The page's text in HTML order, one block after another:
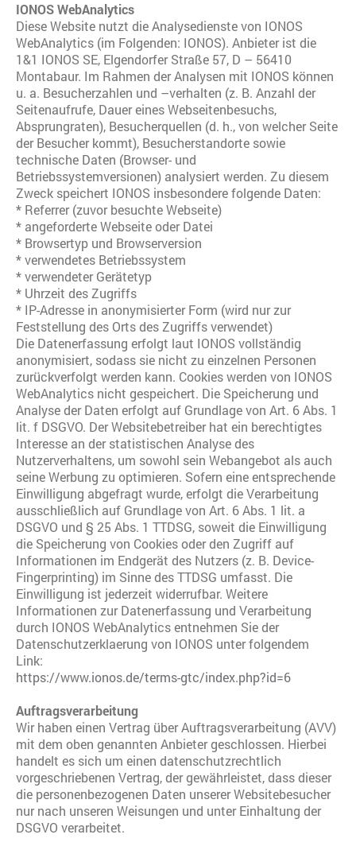
IONOS WebAnalytics
Diese Website nutzt die Analysedienste von IONOS
WebAnalytics (im Folgenden: IONOS). Anbieter ist die
1&1 IONOS SE, Elgendorfer Straße 57, D – 56410
Montabaur. Im Rahmen der Analysen mit IONOS können
u. a. Besucherzahlen und –verhalten (z. B. Anzahl der
Seitenaufrufe, Dauer eines Webseitenbesuchs,
Absprungraten), Besucherquellen (d. h., von welcher Seite
der Besucher kommt), Besucherstandorte sowie
technische Daten (Browser- und
Betriebssystemversionen) analysiert werden. Zu diesem
Zweck speichert IONOS insbesondere folgende Daten:
* Referrer (zuvor besuchte Webseite)
* angeforderte Webseite oder Datei
* Browsertyp und Browserversion
* verwendetes Betriebssystem
* verwendeter Gerätetyp
* Uhrzeit des Zugriffs
* IP-Adresse in anonymisierter Form (wird nur zur
Feststellung des Orts des Zugriffs verwendet)
Die Datenerfassung erfolgt laut IONOS vollständig
anonymisiert, sodass sie nicht zu einzelnen Personen
zurückverfolgt werden kann. Cookies werden von IONOS
WebAnalytics nicht gespeichert. Die Speicherung und
Analyse der Daten erfolgt auf Grundlage von Art. 6 Abs. 1
lit. f DSGVO. Der Websitebetreiber hat ein berechtigtes
Interesse an der statistischen Analyse des
Nutzerverhaltens, um sowohl sein Webangebot als auch
seine Werbung zu optimieren. Sofern eine entsprechende
Einwilligung abgefragt wurde, erfolgt die Verarbeitung
ausschließlich auf Grundlage von Art. 6 Abs. 1 lit. a
DSGVO und § 25 Abs. 1 TTDSG, soweit die Einwilligung
die Speicherung von Cookies oder den Zugriff auf
Informationen im Endgerät des Nutzers (z. B. Device-
Fingerprinting) im Sinne des TTDSG umfasst. Die
Einwilligung ist jederzeit widerrufbar. Weitere
Informationen zur Datenerfassung und Verarbeitung
durch IONOS WebAnalytics entnehmen Sie der
Datenschutzerklaerung von IONOS unter folgendem
Link:
https://www.ionos.de/terms-gtc/index.php?id=6
Auftragsverarbeitung
Wir haben einen Vertrag über Auftragsverarbeitung (AVV)
mit dem oben genannten Anbieter geschlossen. Hierbei
handelt es sich um einen datenschutzrechtlich
vorgeschriebenen Vertrag, der gewährleistet, dass dieser
die personenbezogenen Daten unserer Websitebesucher
nur nach unseren Weisungen und unter Einhaltung der
DSGVO verarbeitet.